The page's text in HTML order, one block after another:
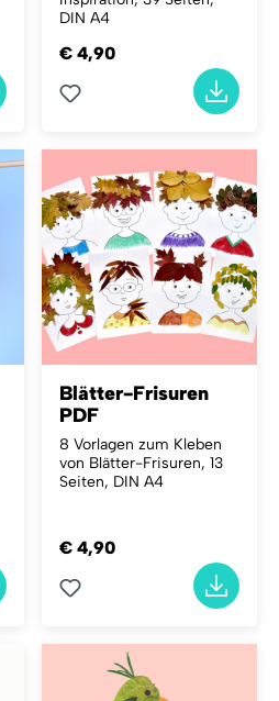
DIN A4
€ 4,90
Blätter-Frisuren
PDF
8 Vorlagen zum Kleben
von Blätter-Frisuren, 13
Seiten, DIN A4
€ 4,90